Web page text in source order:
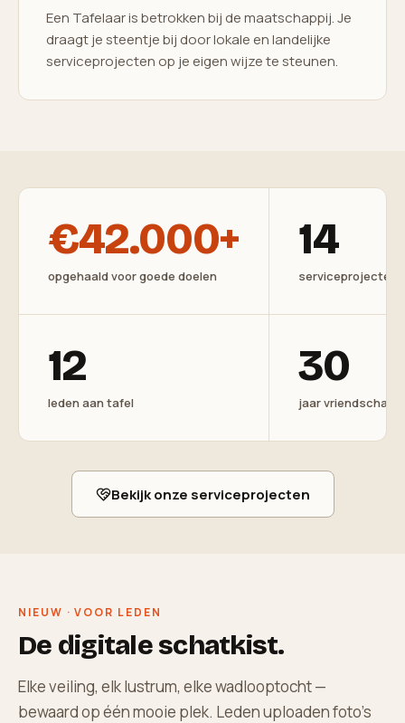
Een Tafelaar is betrokken bij de maatschappij. Je
draagt je steentje bij door lokale en landelijke
serviceprojecten op je eigen wijze te steunen.
€42.000+
opgehaald voor goede doelen
14
serviceprojecten
12
leden aan tafel
30
jaar vriendschap
Bekijk onze serviceprojecten
NIEUW · VOOR LEDEN
De digitale schatkist.
Elke veiling, elk lustrum, elke wadlooptocht —
bewaard op één mooie plek. Leden uploaden foto's